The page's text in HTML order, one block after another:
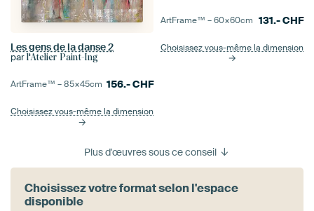
Les gens de la danse 2
par l'Atelier Paint-Ing
ArtFrame™ –85×45cm 156.-CHF
Choisissez vous-même la dimension
ArtFrame™ –60×60cm 131.-CHF
Choisissez vous-même la dimension
Plus d'œuvres sous ce conseil
Choisissez votre format selon l'espace
disponible